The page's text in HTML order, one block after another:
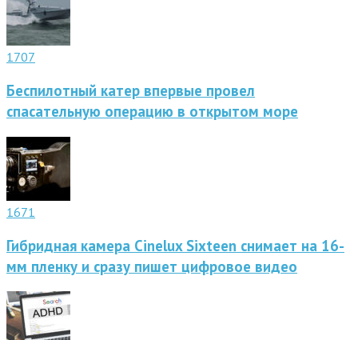
1707
Беспилотный катер впервые провел
спасательную операцию в открытом море
1671
Гибридная камера Cinelux Sixteen снимает на 16-
мм пленку и сразу пишет цифровое видео